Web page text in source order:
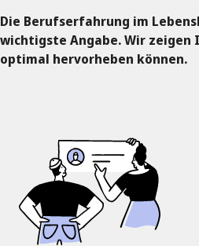
Die Berufserfahrung im
wichtigste Angabe. Wir zeigen
optimal hervorheben können.